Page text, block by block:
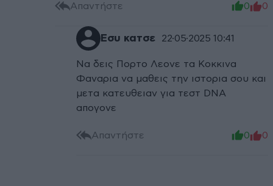
Απαντήστε 0 0
Εσυ κατσε 22·05·2025 10:41
Να δεις Πορτο Λεονε τα Κοκκινα
Φαναρια να μαθεις την ιστορια σου και
μετα κατευθειαν για τεστ DNA
απογονε
Απαντήστε 0 0